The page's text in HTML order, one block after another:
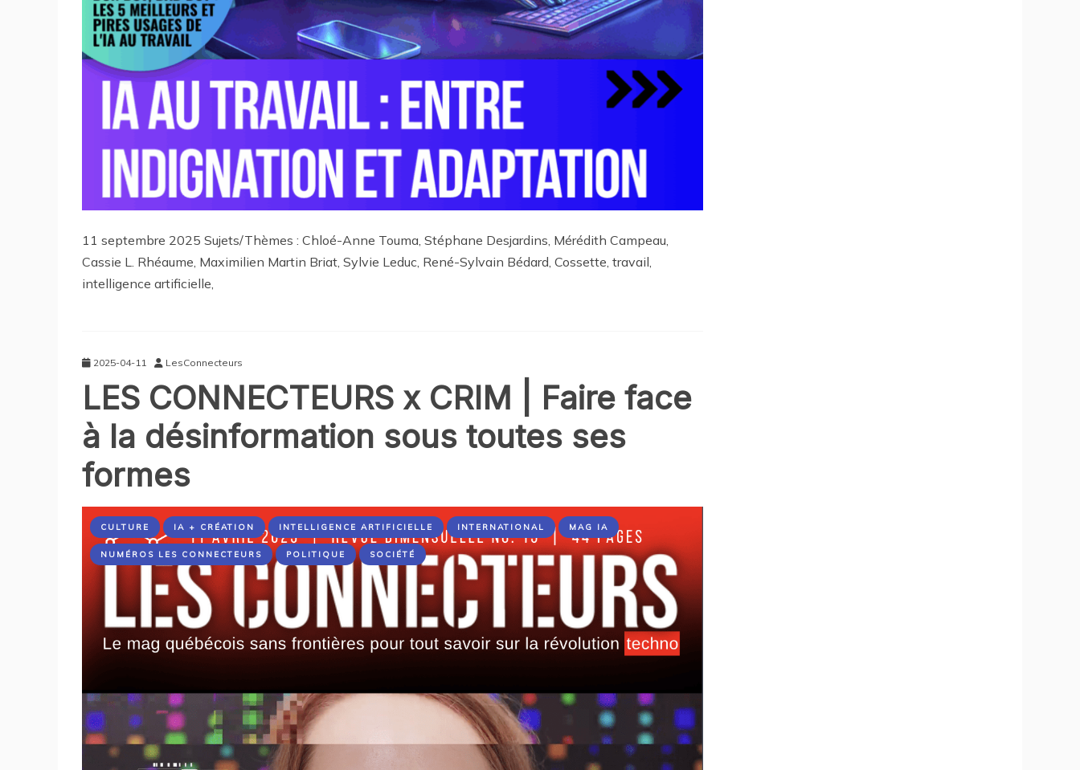
11 septembre 2025 Sujets/Thèmes : Chloé-Anne Touma, Stéphane Desjardins, Mérédith Campeau,
Cassie L. Rhéaume, Maximilien Martin Briat, Sylvie Leduc, René-Sylvain Bédard, Cossette, travail,
intelligence artificielle,
2025-04-11 LesConnecteurs
LES CONNECTEURS x CRIM | Faire face
à la désinformation sous toutes ses
formes
CULTURE IA + CRÉATION INTELLIGENCE ARTIFICIELLE INTERNATIONAL MAG IA
NUMÉROS LES CONNECTEURS POLITIQUE SOCIÉTÉ